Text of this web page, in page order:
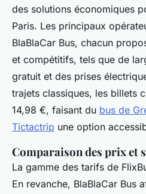
des solutions économiques
Paris. Les principaux
BlaBlaCar Bus, chacun
et compétitifs, tels que de
gratuit et des prises
trajets classiques, les billets
14,98 €, faisant du bus de
Tictactrip une option
Comparaison des prix et
La gamme des tarifs de
En revanche, BlaBlaCar Bus